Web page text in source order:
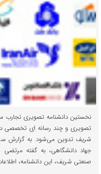
نخستین دانشنامه تصویری تجارب
تصویری و چند رسانه ای تخصصی
شریف تدوین می‌شود. به گزارش
جهاد دانشگاهی، به گفته مرتضی
صنعتی شریف، این دانشنامه،‌